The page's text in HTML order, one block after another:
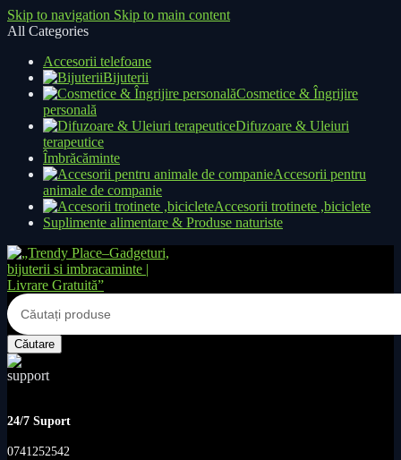
Skip to navigation Skip to main content
All Categories
Accesorii telefoane
Bijuterii
Cosmetice & Îngrijire
personală
Difuzoare & Uleiuri
terapeutice
Îmbrăcăminte
Accesorii pentru
animale de companie
Accesorii trotinete ,biciclete
Suplimente alimentare & Produse naturiste
Căutare
24/7 Suport
0741252542